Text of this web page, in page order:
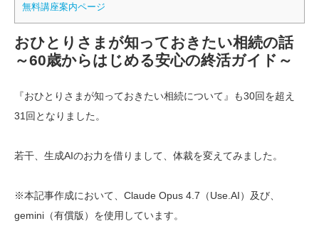
無料講座案内ページ
おひとりさまが知っておきたい相続の話
～60歳からはじめる安心の終活ガイド～
『おひとりさまが知っておきたい相続について』も30回を超え
31回となりました。
若干、生成AIのお力を借りまして、体裁を変えてみました。
※本記事作成において、Claude Opus 4.7（Use.AI）及び、
gemini（有償版）を使用しています。